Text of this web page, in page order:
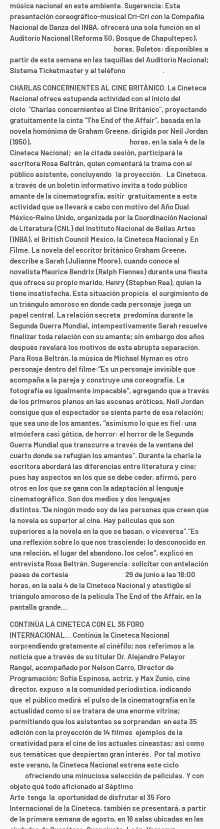
música nacional en este ambiente. Sugerencia: Esta
presentación coreográfico-musical Cri-Crí con la Compañía
Nacional de Danza del INBA, ofrecerá una sola función en el
Auditorio Nacional (Reforma 50, Bosque de Chapultepec),
horas. Boletos: disponibles a
partir de esta semana en las taquillas del Auditorio Nacional;
Sistema Ticketmaster y al teléfono
.
CHARLAS CONCERNIENTES AL CINE BRITÀNICO. La Cineteca
Nacional ofrece estupenda actividad con el inicio del
ciclo “Charlas concernientes al Cine Británico”, proyectando
gratuitamente la cinta“The End of the Affair”, basada en la
novela homónima de Graham Greene, dirigida por Neil Jordan
(1950),
horas, en la sala 4 de la
Cineteca Nacional; en la citada sesión, participará la
escritora Rosa Beltrán, quien comentará la trama con el
pùblico asistente, concluyendo la proyección. La Cineteca,
a través de un boletín informativo invita a todo público
amante de la cinematografía, asitir gratuitamente a esta
actividad que se llevará a cabo con motivo del Año Dual
México-Reino Unido, organizada por la Coordinación Nacional
de Literatura (CNL) del Instituto Nacional de Bellas Artes
(INBA), el British Council México, la Cineteca Nacional y En
Filme. La novela del escritor británico Graham Greene,
describe a Sarah (Julianne Moore), cuando conoce al
novelista Maurice Bendrix (Ralph Fiennes) durante una fiesta
que ofrece su propio marido, Henry (Stephen Rea), quien la
tiene insatisfecha. Esta situación propicia el surgimiento de
un triángulo amoroso en donde cada personaje juega un
papel central. La relación secreta predomina durante la
Segunda Guerra Mundial, intempestivamente Sarah resuelve
finalizar toda relación con su amante; sin embargo dos años
después revelará los motivos de esta abrupta separación.
Para Rosa Beltrán, la música de Michael Nyman es otro
personaje dentro del filme:“Es un personaje invisible que
acompaña a la pareja y construye una coreografía. La
fotografía es igualmente impecable”, agregando que a través
de los primeros planos en las escenas eróticas, Neil Jordan
consigue que el espectador se sienta parte de esa relación;
que sea uno de los amantes, “asimismo lo que es fiel: una
atmósfera casi gótica, de horror: el horror de la Segunda
Guerra Mundial que transcurre a través de la ventana del
cuarto donde se refugian los amantes”. Durante la charla la
escritora abordará las diferencias entre literatura y cine;
pues hay aspectos en los que se debe ceder, afirmó, pero
otros en los que se gana con la adaptación al lenguaje
cinematográfico. Son dos medios y dos lenguajes
distintos.“De ningún modo soy de las personas que creen que
la novela es superior al cine. Hay películas que son
superiores a la novela en la que se basan, o viceversa”.“Es
una reflexión sobre lo que nos trasciende; lo desconocido en
una relación, el lugar del abandono, los celos”, explicó en
entrevista Rosa Beltrán. Sugerencia: solicitar con antelación
pases de cortesía
29 de junio a las 18:00
horas, en la sala 4 de la Cineteca Nacional y atestigüe el
triángulo amoroso de la película The End of the Affair, en la
pantalla grande…
CONTINÙA LA CINETECA CON EL 35 FORO
INTERNACIONAL… Continúa la Cineteca Nacional
sorprendiendo gratamente al cinéfilo; nos referimos a la
noticia que a través de su titular Dr. Alejandro Pelayor
Rangel, acompañado por Nelson Carro, Director de
Programación; Sofía Espinosa, actriz, y Max Zunio, cine
director, expuso a la comunidad periodística, indicando
que el público medirá el pulso de la cinematografía en la
actualidad como si se tratara de una enorme vitrina;
permitiendo que los asistentes se sorprendan en esta 35
edición con la proyección de 14 filmes ejemplos de la
creatividad para el cine de los actuales cineastas; asì como
sus temáticas que despiertan gran interés. Por tal motivo
este verano, la Cineteca Nacional estrena este ciclo
ofreciendo una minuciosa selección de películas. Y con
objeto qué todo aficionado al Séptimo
Arte tenga la oportunidad de disfrutar el 35 Foro
Internacional de la Cineteca, también se presentará, a partir
de la primera semana de agosto, en 16 salas ubicadas en las